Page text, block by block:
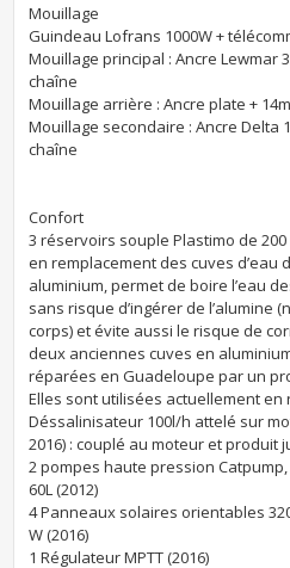
Mouillage
Guindeau Lofrans 1000W +
Mouillage principal : Ancre Lewmar
chaîne
Mouillage arrière : Ancre plate +
Mouillage secondaire : Ancre Delta
chaîne
Confort
3 réservoirs souple Plastimo de 200
en remplacement des cuves d’eau
aluminium, permet de boire l’eau
sans risque d’ingérer de l’alumine
corps) et évite aussi le risque de
deux anciennes cuves en
réparées en Guadeloupe par un
Elles sont utilisées actuellement en
Déssalinisateur 100l/h attelé sur
2016) : couplé au moteur et produit
2 pompes haute pression
60L (2012)
4 Panneaux solaires orientables
W (2016)
1 Régulateur MPTT (2016)